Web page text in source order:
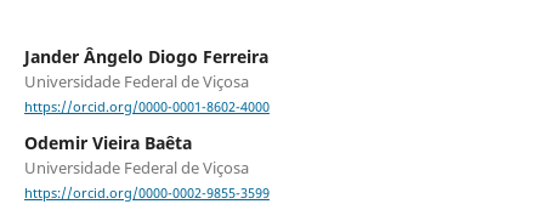
Jander Ângelo Diogo Ferreira
Universidade Federal de Viçosa
https://orcid.org/0000-0001-8602-4000
Odemir Vieira Baêta
Universidade Federal de Viçosa
https://orcid.org/0000-0002-9855-3599